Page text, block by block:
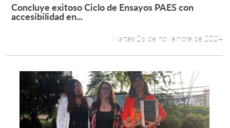
Leer más +
Concluye exitoso Ciclo de Ensayos PAES con
accesibilidad en...
Martes 26 de noviembre de 2024